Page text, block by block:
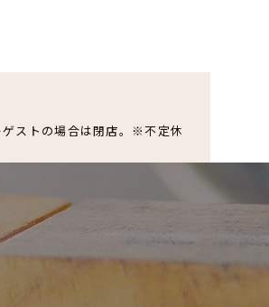
ストの場合は閉店。※不定休